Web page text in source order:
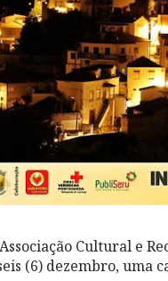
Cultural e
(6) dezembro, uma